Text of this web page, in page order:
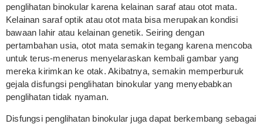
penglihatan binokular karena kelainan saraf atau otot mata.
Kelainan saraf optik atau otot mata bisa merupakan kondisi
bawaan lahir atau kelainan genetik. Seiring dengan
pertambahan usia, otot mata semakin tegang karena mencoba
untuk terus-menerus menyelaraskan kembali gambar yang
mereka kirimkan ke otak. Akibatnya, semakin memperburuk
gejala disfungsi penglihatan binokular yang menyebabkan
penglihatan tidak nyaman.
Disfungsi penglihatan binokular juga dapat berkembang sebagai